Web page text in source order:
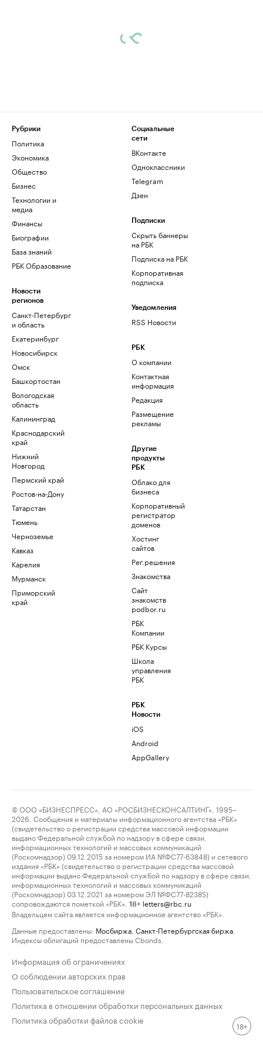
Рубрики
Политика
Экономика
Общество
Бизнес
Технологии и
медиа
Финансы
Биографии
База знаний
РБК Образование
Новости
регионов
Санкт-Петербург
и область
Екатеринбург
Новосибирск
Омск
Башкортостан
Вологодская
область
Калининград
Краснодарский
край
Нижний
Новгород
Пермский край
Ростов-на-Дону
Татарстан
Тюмень
Черноземье
Кавказ
Карелия
Мурманск
Приморский
край
Социальные
сети
ВКонтакте
Одноклассники
Telegram
Дзен
Подписки
Скрыть баннеры
на РБК
Подписка на РБК
Корпоративная
подписка
Уведомления
RSS Новости
РБК
О компании
Контактная
информация
Редакция
Размещение
рекламы
Другие
продукты
РБК
Облако для
бизнеса
Корпоративный
регистратор
доменов
Хостинг
сайтов
Рег.решения
Знакомства
Сайт
знакомств
podbor.ru
РБК
Компании
РБК Курсы
Школа
управления
РБК
РБК
Новости
iOS
Android
AppGallery
© ООО «БИЗНЕСПРЕСС», АО «РОСБИЗНЕСКОНСАЛТИНГ», 1995–
2026. Сообщения и материалы информационного агентства «РБК»
(свидетельство о регистрации средства массовой информации
выдано Федеральной службой по надзору в сфере связи,
информационных технологий и массовых коммуникаций
(Роскомнадзор) 09.12.2015 за номером ИА №ФС77-63848) и сетевого
издания «РБК» (свидетельство о регистрации средства массовой
информации выдано Федеральной службой по надзору в сфере связи,
информационных технологий и массовых коммуникаций
(Роскомнадзор) 03.12.2021 за номером ЭЛ №ФС77-82385)
сопровождаются пометкой «РБК».
18+ letters@rbc.ru
Владельцем сайта является информационное агентство «РБК».
Данные предоставлены: Мосбиржа Санкт-Петербургская биржа
Индексы облигаций предоставлены Cbonds.
Информация об ограничениях
О соблюдении авторских прав
Пользовательское соглашение
Политика в отношении обработки персональных данных
Политика обработки файлов cookie
18+